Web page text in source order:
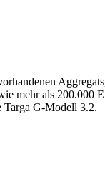
mehr als 200.000
Targa G-Modell 3.2.